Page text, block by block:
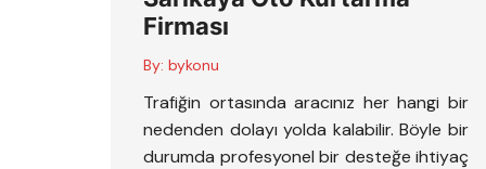
Firması
By: bykonu
Trafiğin ortasında aracınız her hangi bir
nedenden dolayı yolda kalabilir. Böyle bir
durumda profesyonel bir desteğe ihtiyaç